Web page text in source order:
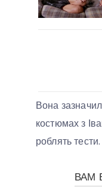
Вона
костюмах з
роблять тести.